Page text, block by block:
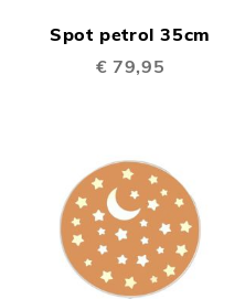
Spot petrol 35cm
€ 79,95